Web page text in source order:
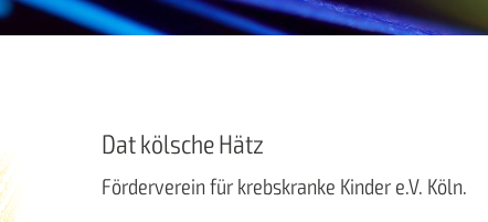
Dat kölsche Hätz
Förderverein für krebskranke Kinder e.V. Köln.